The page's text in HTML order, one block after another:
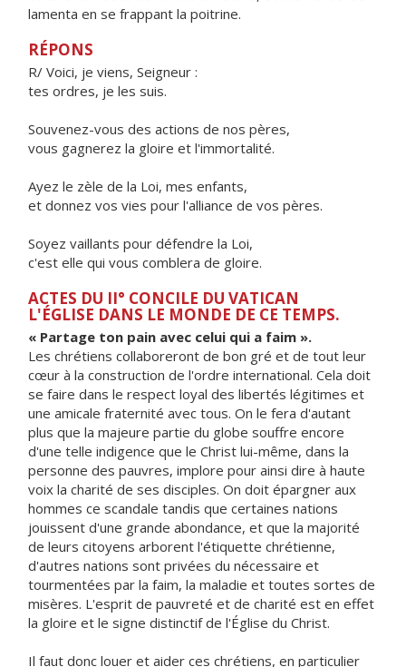
lamenta en se frappant la poitrine.
RÉPONS
R/ Voici, je viens, Seigneur :
tes ordres, je les suis.
Souvenez-vous des actions de nos pères,
vous gagnerez la gloire et l'immortalité.
Ayez le zèle de la Loi, mes enfants,
et donnez vos vies pour l'alliance de vos pères.
Soyez vaillants pour défendre la Loi,
c'est elle qui vous comblera de gloire.
ACTES DU II° CONCILE DU VATICAN
L'ÉGLISE DANS LE MONDE DE CE TEMPS.
« Partage ton pain avec celui qui a faim ».
Les chrétiens collaboreront de bon gré et de tout leur
cœur à la construction de l'ordre international. Cela doit
se faire dans le respect loyal des libertés légitimes et
une amicale fraternité avec tous. On le fera d'autant
plus que la majeure partie du globe souffre encore
d'une telle indigence que le Christ lui-même, dans la
personne des pauvres, implore pour ainsi dire à haute
voix la charité de ses disciples. On doit épargner aux
hommes ce scandale tandis que certaines nations
jouissent d'une grande abondance, et que la majorité
de leurs citoyens arborent l'étiquette chrétienne,
d'autres nations sont privées du nécessaire et
tourmentées par la faim, la maladie et toutes sortes de
misères. L'esprit de pauvreté et de charité est en effet
la gloire et le signe distinctif de l'Église du Christ.
Il faut donc louer et aider ces chrétiens, en particulier